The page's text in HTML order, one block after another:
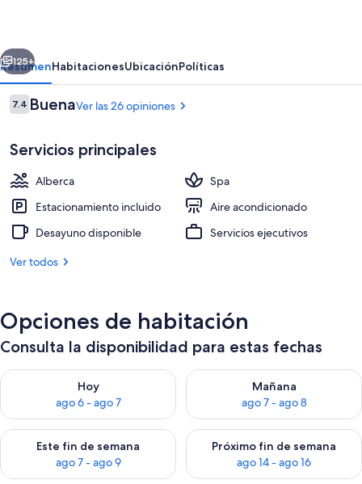
Alberca al aire libre por temporada y
Siguiente
125+
ResumenHabitacionesUbicaciónPolíticas
Opiniones
7.47.4 de 10,
BuenaVer las 26 opiniones
Servicios principales
Alberca
Spa
Estacionamiento incluido
Aire acondicionado
Desayuno disponible
Servicios ejecutivos
Ver todos
Opciones de habitación
Consulta la disponibilidad para estas fechas
Hoy
ago 6 - ago 7
Consulta la disponibilidad para hoy ago 6 - ago 7
Mañana
ago 7 - ago 8
Consulta la disponibilidad
Este fin de semana
ago 7 - ago 9
Consulta la disponibilidad para este fin de semana ago 7 -
Próximo fin de semana
ago 14 - ago 16
Consulta la disponibilidad